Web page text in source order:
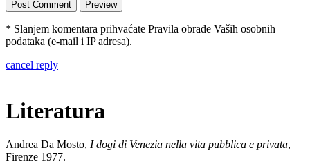
* Slanjem komentara prihvaćate Pravila obrade Vaših osobnih
podataka (e-mail i IP adresa).
cancel reply
Literatura
Andrea Da Mosto, I dogi di Venezia nella vita pubblica e privata,
Firenze 1977.